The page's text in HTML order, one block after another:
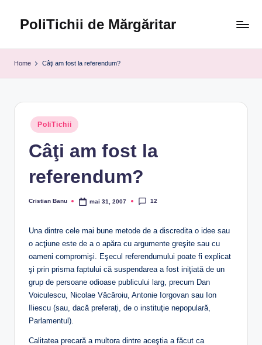
PoliTichii de Mărgăritar
Home Câţi am fost la referendum?
Posted
in
PoliTichii
Câţi am fost la
referendum?
Posted
Cristian Banu mai 31, 2007 12
Una dintre cele mai bune metode de a discredita o idee sau
o acţiune este de a o apăra cu argumente greşite sau cu
oameni compromişi. Eşecul referendumului poate fi explicat
şi prin prisma faptului că suspendarea a fost iniţiată de un
grup de persoane odioase publicului larg, precum Dan
Voiculescu, Nicolae Văcăroiu, Antonie Iorgovan sau Ion
Iliescu (sau, dacă preferaţi, de o instituţie nepopulară,
Parlamentul).
Calitatea precară a multora dintre aceştia a făcut ca